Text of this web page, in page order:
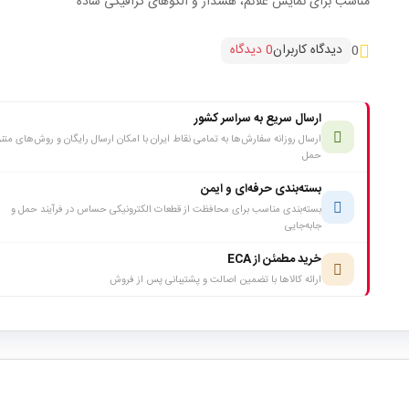
0 دیدگاه کاربران0 دیدگاه
ارسال سریع به سراسر کشور
ارسال روزانه سفارش‌ها به تمامی نقاط ایران با امکان ارسال رایگان و روش‌های
حمل
بسته‌بندی حرفه‌ای و ایمن
بسته‌بندی مناسب برای محافظت از قطعات الکترونیکی حساس در فرآیند حمل و
جابه‌جایی
خرید مطمئن از ECA
ارائه کالاها با تضمین اصالت و پشتیبانی پس از فروش